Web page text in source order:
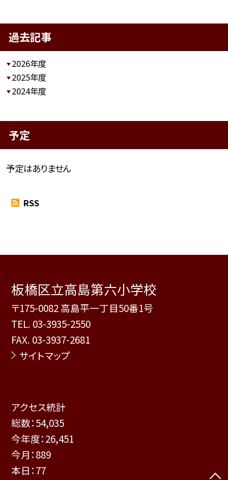
過去記事
2026年度
2025年度
2024年度
予定
予定はありません
RSS
板橋区立高島第六小学校
〒175-0082 高島平一丁目50番1号
TEL. 03-3935-2550
FAX. 03-3937-2681
サイトマップ
アクセス統計
総数：54,035
今年度：26,451
今月：889
本日：77